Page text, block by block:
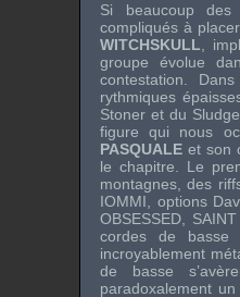
Si beaucoup des
compliqués à
WITCHSKULL ,
groupe évolue
contestation.
rythmiques
Stoner et du
figure qui nous
PASQUALE et son
le chapitre. Le
montagnes, des
IOMMI , options
OBSESSED
cordes de basse
incroyablement
de basse
paradoxalement